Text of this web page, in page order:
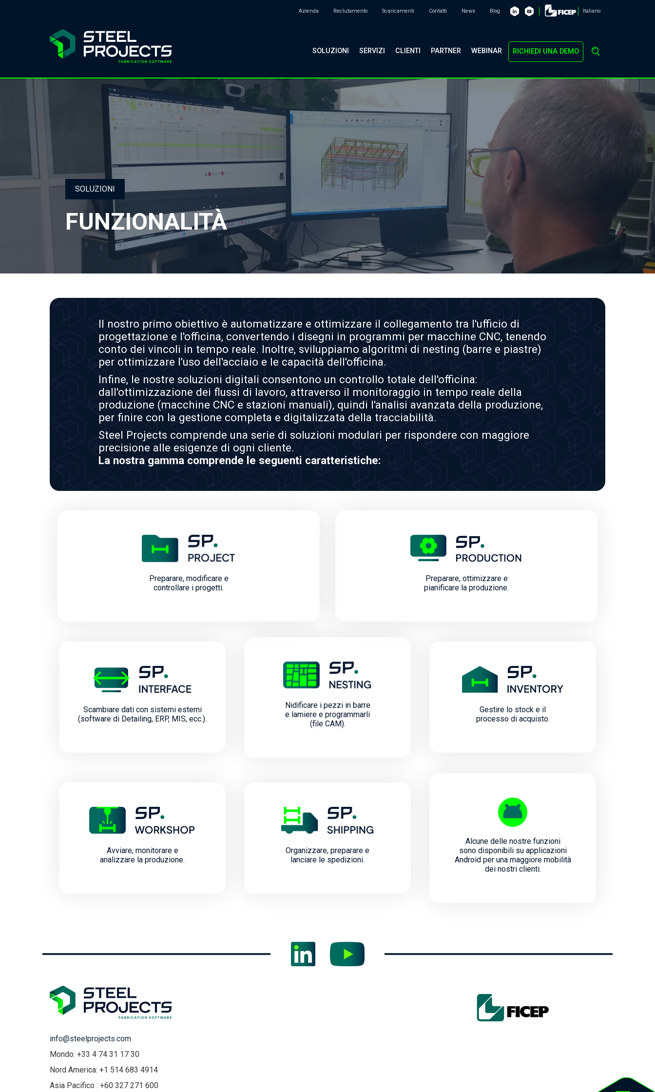
Azienda Reclutamento Scaricamenti Contatti News Blog Italiano
SOLUZIONI SERVIZI CLIENTI PARTNER WEBINAR RICHIEDI UNA DEMO
SOLUZIONI
FUNZIONALITÀ
Il nostro primo obiettivo è automatizzare e ottimizzare il collegamento tra l'ufficio di
progettazione e l'officina, convertendo i disegni in programmi per macchine CNC, tenendo
conto dei vincoli in tempo reale. Inoltre, sviluppiamo algoritmi di nesting (barre e piastre)
per ottimizzare l'uso dell'acciaio e le capacità dell'officina.
Infine, le nostre soluzioni digitali consentono un controllo totale dell'officina:
dall'ottimizzazione dei flussi di lavoro, attraverso il monitoraggio in tempo reale della
produzione (macchine CNC e stazioni manuali), quindi l'analisi avanzata della produzione,
per finire con la gestione completa e digitalizzata della tracciabilità.
Steel Projects comprende una serie di soluzioni modulari per rispondere con maggiore
precisione alle esigenze di ogni cliente.
La nostra gamma comprende le seguenti caratteristiche:
Preparare, modificare e
controllare i progetti.
Preparare, ottimizzare e
pianificare la produzione.
Scambiare dati con sistemi esterni
(software di Detailing, ERP, MIS, ecc.).
Nidificare i pezzi in barre
e lamiere e programmarli
(file CAM).
Gestire lo stock e il
processo di acquisto.
Avviare, monitorare e
analizzare la produzione.
Organizzare, preparare e
lanciare le spedizioni.
Alcune delle nostre funzioni
sono disponibili su applicazioni
Android per una maggiore mobilità
dei nostri clienti.
info@steelprojects.com
Mondo: +33 4 74 31 17 30
Nord America: +1 514 683 4914
Asia Pacifico : +60 327 271 600